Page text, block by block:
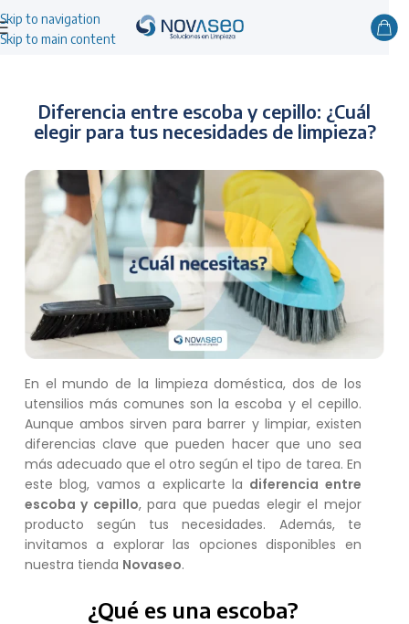
Skip to navigation
Skip to main content
Diferencia entre escoba y cepillo: ¿Cuál
elegir para tus necesidades de limpieza?
En el mundo de la limpieza doméstica, dos de los
utensilios más comunes son la escoba y el cepillo.
Aunque ambos sirven para barrer y limpiar, existen
diferencias clave que pueden hacer que uno sea
más adecuado que el otro según el tipo de tarea. En
este blog, vamos a explicarte la diferencia entre
escoba y cepillo, para que puedas elegir el mejor
producto según tus necesidades. Además, te
invitamos a explorar las opciones disponibles en
nuestra tienda Novaseo.
¿Qué es una escoba?